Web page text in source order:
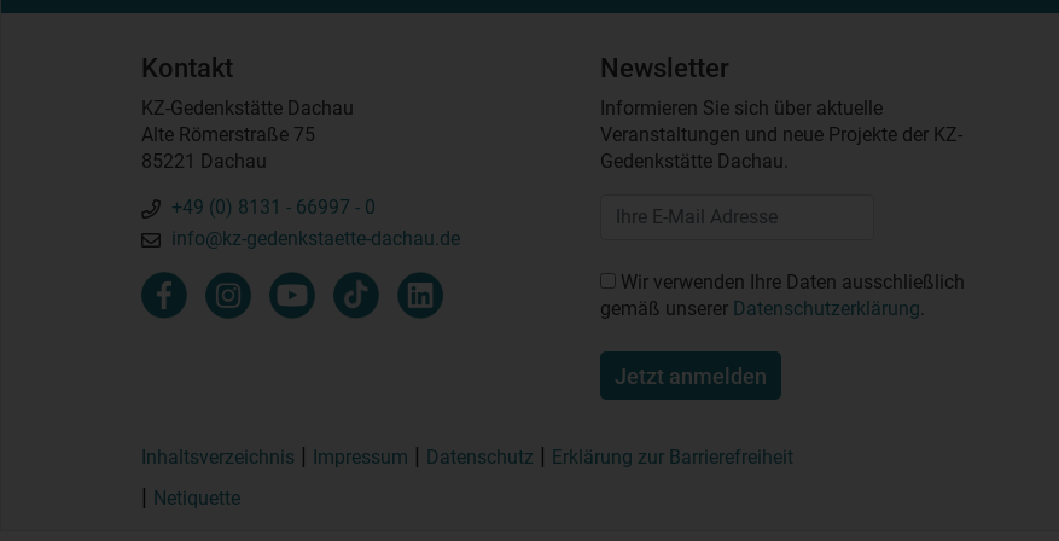
Kontakt
KZ-Gedenkstätte Dachau
Alte Römerstraße 75
85221 Dachau
+49 (0) 8131 - 66997 - 0
info@kz-gedenkstaette-dachau.de
Newsletter
Informieren Sie sich über aktuelle
Veranstaltungen und neue Projekte der KZ-
Gedenkstätte Dachau.
Wir verwenden Ihre Daten ausschließlich
gemäß unserer Datenschutzerklärung.
Jetzt anmelden
Inhaltsverzeichnis Impressum Datenschutz
Erklärung zur Barrierefreiheit
Netiquette